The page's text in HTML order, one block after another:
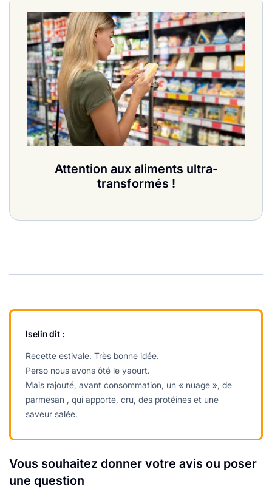
Attention aux aliments ultra-
transformés !
Iselindit :
Recette estivale. Très bonne idée.
Perso nous avons ôté le yaourt.
Mais rajouté, avant consommation, un « nuage », de
parmesan , qui apporte, cru, des protéines et une
saveur salée.
Vous souhaitez donner votre avis ou poser
une question